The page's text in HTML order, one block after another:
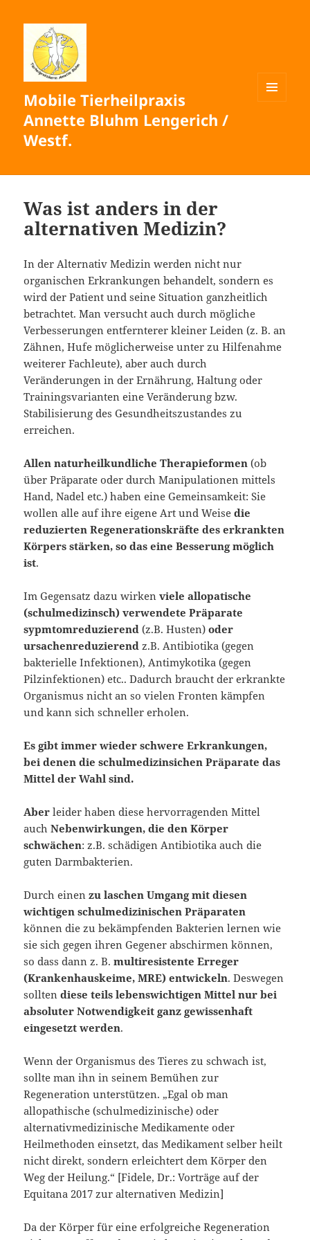
Mobile Tierheilpraxis
Annette Bluhm Lengerich /
Westf.
Was ist anders in der
alternativen Medizin?
In der Alternativ Medizin werden nicht nur
organischen Erkrankungen behandelt, sondern es
wird der Patient und seine Situation ganzheitlich
betrachtet. Man versucht auch durch mögliche
Verbesserungen entfernterer kleiner Leiden (z. B. an
Zähnen, Hufe möglicherweise unter zu Hilfenahme
weiterer Fachleute), aber auch durch
Veränderungen in der Ernährung, Haltung oder
Trainingsvarianten eine Veränderung bzw.
Stabilisierung des Gesundheitszustandes zu
erreichen.
Allen naturheilkundliche Therapieformen (ob
über Präparate oder durch Manipulationen mittels
Hand, Nadel etc.) haben eine Gemeinsamkeit: Sie
wollen alle auf ihre eigene Art und Weisedie
reduzierten Regenerationskräfte des erkrankten
Körpers stärken, so das eine Besserung möglich
ist.
Im Gegensatz dazu wirkenviele allopatische
(schulmedizinsch) verwendete Präparate
sypmtomreduzierend (z.B. Husten) oder
ursachenreduzierend z.B. Antibiotika (gegen
bakterielle Infektionen), Antimykotika (gegen
Pilzinfektionen) etc.. Dadurch braucht der erkrankte
Organismus nicht an so vielen Fronten kämpfen
und kann sich schneller erholen.
Es gibt immer wieder schwere Erkrankungen,
bei denen die schulmedizinsichen Präparate das
Mittel der Wahl sind.
Aber leider haben diese hervorragenden Mittel
auchNebenwirkungen, die den Körper
schwächen: z.B. schädigen Antibiotika auch die
guten Darmbakterien.
Durch einenzu laschen Umgang mit diesen
wichtigen schulmedizinischen Präparaten
können die zu bekämpfenden Bakterien lernen wie
sie sich gegen ihren Gegener abschirmen können,
so dass dann z. B.multiresistente Erreger
(Krankenhauskeime, MRE) entwickeln. Deswegen
solltendiese teils lebenswichtigen Mittel nur bei
absoluter Notwendigkeit ganz gewissenhaft
eingesetzt werden.
Wenn der Organismus des Tieres zu schwach ist,
sollte man ihn in seinem Bemühen zur
Regeneration unterstützen. „Egal ob man
allopathische (schulmedizinische) oder
alternativmedizinische Medikamente oder
Heilmethoden einsetzt, das Medikament selber heilt
nicht direkt, sondern erleichtert dem Körper den
Weg der Heilung.“ [Fidele, Dr.: Vorträge auf der
Equitana 2017 zur alternativen Medizin]
Da der Körper für eine erfolgreiche Regeneration